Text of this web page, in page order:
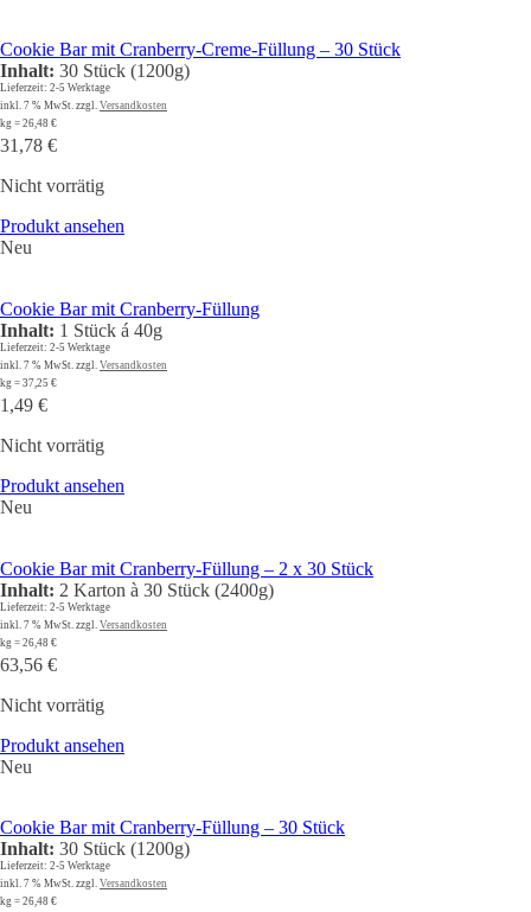
Cookie Bar mit Cranberry-Creme-Füllung – 30 Stück
Inhalt: 30 Stück (1200g)
Lieferzeit: 2-5 Werktage
inkl. 7 % MwSt. zzgl. Versandkosten
kg = 26,48 €
31,78 €
Nicht vorrätig
Produkt ansehen
Neu
Cookie Bar mit Cranberry-Füllung
Inhalt: 1 Stück á 40g
Lieferzeit: 2-5 Werktage
inkl. 7 % MwSt. zzgl. Versandkosten
kg = 37,25 €
1,49 €
Nicht vorrätig
Produkt ansehen
Neu
Cookie Bar mit Cranberry-Füllung – 2 x 30 Stück
Inhalt: 2 Karton à 30 Stück (2400g)
Lieferzeit: 2-5 Werktage
inkl. 7 % MwSt. zzgl. Versandkosten
kg = 26,48 €
63,56 €
Nicht vorrätig
Produkt ansehen
Neu
Cookie Bar mit Cranberry-Füllung – 30 Stück
Inhalt: 30 Stück (1200g)
Lieferzeit: 2-5 Werktage
inkl. 7 % MwSt. zzgl. Versandkosten
kg = 26,48 €